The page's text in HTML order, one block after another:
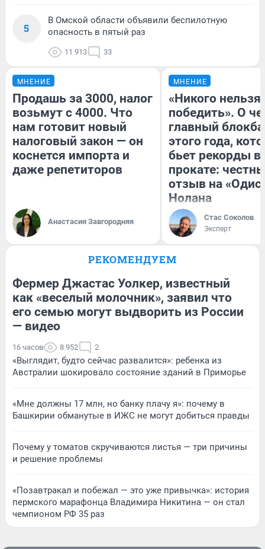
5
В Омской области объявили беспилотную
опасность в пятый раз
11 913 33
МНЕНИЕ
Продашь за 3000, налог
возьмут с 4000. Что
нам готовит новый
налоговый закон — он
коснется импорта и
даже репетиторов
Анастасия Завгородняя
МНЕНИЕ
«Никого нельзя
победить». О
главный
этого года,
бьет рекорды в
прокате:
отзыв на
Нолана
Стас Соколов
Эксперт
РЕКОМЕНДУЕМ
Фермер Джастас Уолкер, известный
как «веселый молочник», заявил что
его семью могут выдворить из России
— видео
16 часов 8 952 2
«Выглядит, будто сейчас развалится»: ребенка из
Австралии шокировало состояние зданий в Приморье
«Мне должны 17 млн, но банку плачу я»: почему в
Башкирии обманутые в ИЖС не могут добиться правды
Почему у томатов скручиваются листья — три причины
и решение проблемы
«Позавтракал и побежал — это уже привычка»: история
пермского марафонца Владимира Никитина — он стал
чемпионом РФ 35 раз